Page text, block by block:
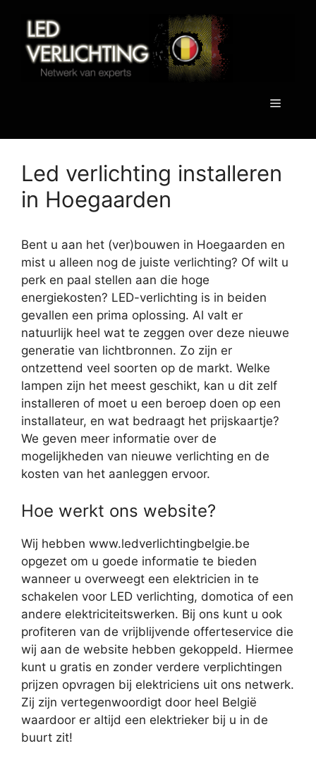
inhoud
Menu
Led verlichting installeren
in Hoegaarden
Bent u aan het (ver)bouwen in Hoegaarden en
mist u alleen nog de juiste verlichting? Of wilt u
perk en paal stellen aan die hoge
energiekosten? LED-verlichting is in beiden
gevallen een prima oplossing. Al valt er
natuurlijk heel wat te zeggen over deze nieuwe
generatie van lichtbronnen. Zo zijn er
ontzettend veel soorten op de markt. Welke
lampen zijn het meest geschikt, kan u dit zelf
installeren of moet u een beroep doen op een
installateur, en wat bedraagt het prijskaartje?
We geven meer informatie over de
mogelijkheden van nieuwe verlichting en de
kosten van het aanleggen ervoor.
Hoe werkt ons website?
Wij hebben www.ledverlichtingbelgie.be
opgezet om u goede informatie te bieden
wanneer u overweegt een elektricien in te
schakelen voor LED verlichting, domotica of een
andere elektriciteitswerken. Bij ons kunt u ook
profiteren van de vrijblijvende offerteservice die
wij aan de website hebben gekoppeld. Hiermee
kunt u gratis en zonder verdere verplichtingen
prijzen opvragen bij elektriciens uit ons netwerk.
Zij zijn vertegenwoordigt door heel België
waardoor er altijd een elektrieker bij u in de
buurt zit!